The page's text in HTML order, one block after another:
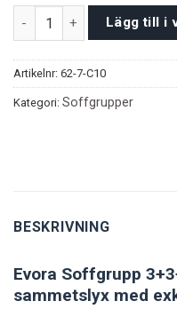
Evora Soffgrupp 3+3+1+1
Lägg till i
Artikelnr: 62-7-C10
Kategori: Soffgrupper
BESKRIVNING
Evora Soffgrupp
sammetslyx med